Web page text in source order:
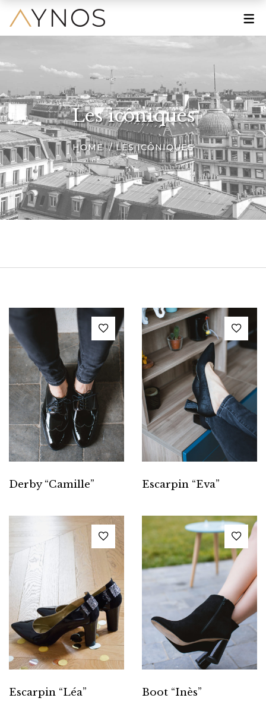
Le Mot de la Fondatrice
Une Grande Histoire
Une Marque EngagéeLes icôniques
HOME LES ICÔNIQUES
Derby “Camille” Escarpin “Eva”
Escarpin “Léa” Boot “Inès”